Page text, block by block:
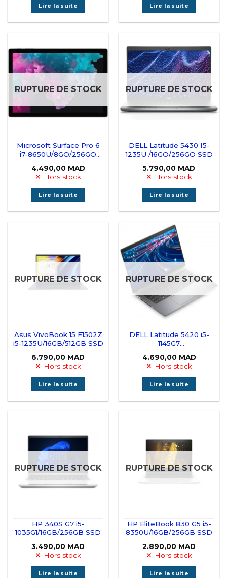
Lire la suite Lire la suite
RUPTURE DE STOCK
Microsoft Surface Pro 6
i7-8650U/8GO/256GO
4.490,00 MAD
Hors stock
Lire la suite
RUPTURE DE STOCK
DELL Latitude 5430 I5-
1235U /16GO/256GO SSD
5.790,00 MAD
Hors stock
Lire la suite
RUPTURE DE STOCK
Asus VivoBook 15 F1502Z
i5-1235U/16GB/512GB SSD
6.790,00 MAD
Hors stock
Lire la suite
RUPTURE DE STOCK
DELL Latitude 5420 i5-
1145G7
4.690,00 MAD
Hors stock
Lire la suite
RUPTURE DE STOCK
HP 340S G7 i5-
1035G1/16GB/256GB SSD
3.490,00 MAD
Hors stock
Lire la suite
RUPTURE DE STOCK
HP EliteBook 830 G5 i5-
8350U/16GB/256GB SSD
2.890,00 MAD
Hors stock
Lire la suite